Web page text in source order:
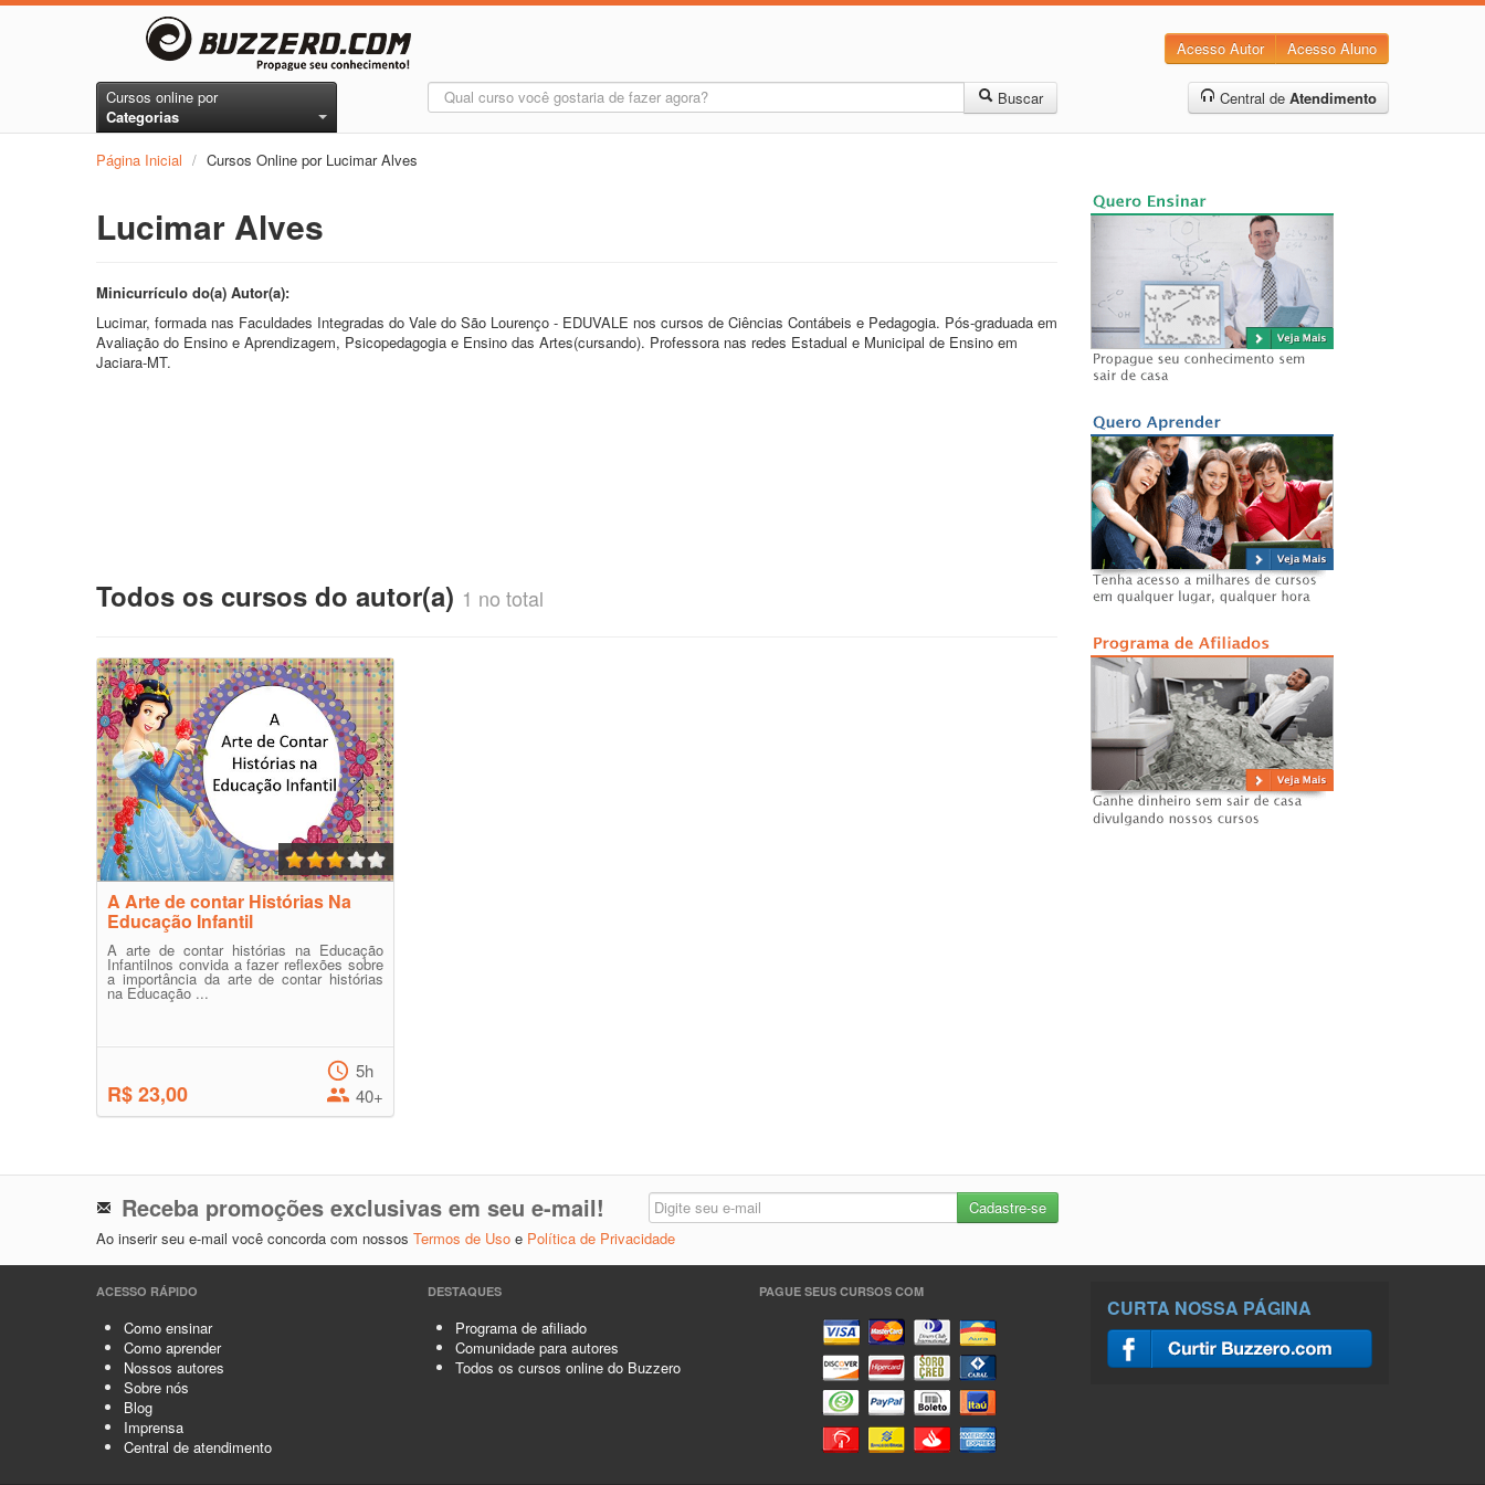
Acesso Autor Acesso Aluno
Cursos online por
Categorias
Buscar Central de Atendimento
Página Inicial / Cursos Online por Lucimar Alves
Lucimar Alves
Minicurrículo do(a) Autor(a):
Lucimar, formada nas Faculdades Integradas do Vale do São Lourenço - EDUVALE nos cursos de Ciências Contábeis e Pedagogia. Pós-graduada em
Avaliação do Ensino e Aprendizagem, Psicopedagogia e Ensino das Artes(cursando). Professora nas redes Estadual e Municipal de Ensino em
Jaciara-MT.
Todos os cursos do autor(a) 1 no total
A Arte de contar Histórias Na
Educação Infantil
A arte de contar histórias na Educação
Infantilnos convida a fazer reflexões sobre
a importância da arte de contar histórias
na Educação ...
R$ 23,00
5h
40+
Receba promoções exclusivas em seu e-mail!
Ao inserir seu e-mail você concorda com nossos Termos de Uso e Política de Privacidade
ACESSO RÁPIDO
Como ensinar
Como aprender
Nossos autores
Sobre nós
Blog
Imprensa
Central de atendimento
DESTAQUES
Programa de afiliado
Comunidade para autores
Todos os cursos online do Buzzero
PAGUE SEUS CURSOS COM
CURTA NOSSA PÁGINA